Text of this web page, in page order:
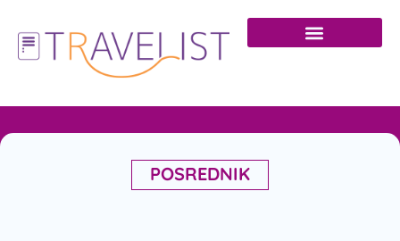
POSREDNIK